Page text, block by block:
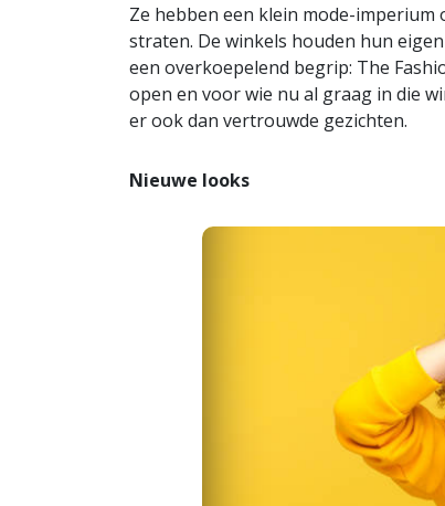
Ze hebben een klein mode-imperium
straten. De winkels houden hun
een overkoepelend begrip: The
open en voor wie nu al graag in die
er ook dan vertrouwde gezichten.
Nieuwe looks